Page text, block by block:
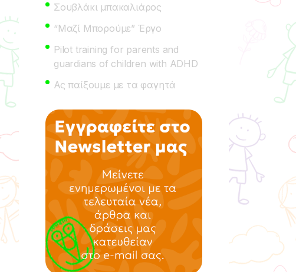
Σουβλάκι μπακαλιάρος
“Μαζί Μπορούμε” Έργο
Pilot training for parents and
guardians of children with ADHD
Ας παίξουμε με τα φαγητά